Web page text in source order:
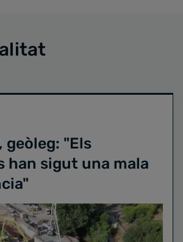
geòleg: "Els
han sigut una mala